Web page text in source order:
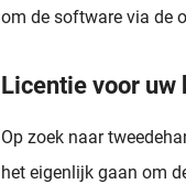
om de software via de
Licentie voor uw
Op zoek naar
het eigenlijk gaan om